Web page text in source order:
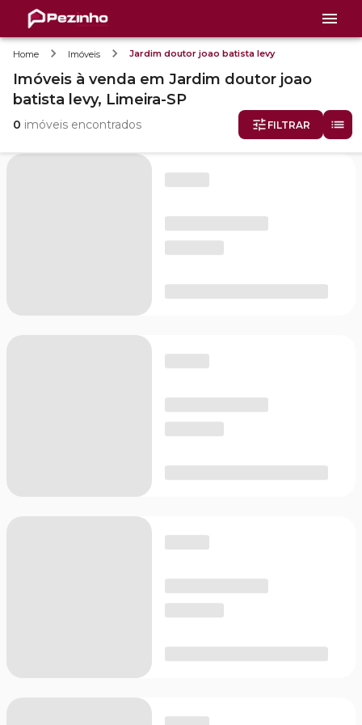
Home Imóveis Jardim doutor joao batista levy
Imóveis à venda em Jardim doutor joao
batista levy, Limeira-SP
0 imóveis encontrados FILTRAR